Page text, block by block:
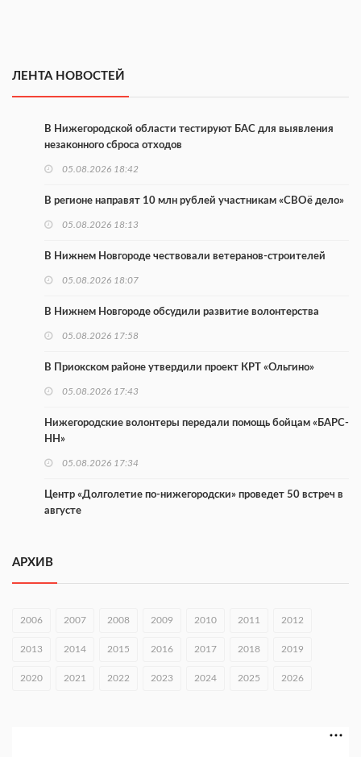
ЛЕНТА НОВОСТЕЙ
В Нижегородской области тестируют БАС для выявления
незаконного сброса отходов
05.08.2026 18:42
В регионе направят 10 млн рублей участникам «СВОё дело»
05.08.2026 18:13
В Нижнем Новгороде чествовали ветеранов-строителей
05.08.2026 18:07
В Нижнем Новгороде обсудили развитие волонтерства
05.08.2026 17:58
В Приокском районе утвердили проект КРТ «Ольгино»
05.08.2026 17:43
Нижегородские волонтеры передали помощь бойцам «БАРС-
НН»
05.08.2026 17:34
Центр «Долголетие по-нижегородски» проведет 50 встреч в
августе
Совет молодых ученых начал работу при правительстве
региона
АРХИВ
2006 2007 2008 2009 2010 2011 2012
2013 2014 2015 2016 2017 2018 2019
2020 2021 2022 2023 2024 2025 2026